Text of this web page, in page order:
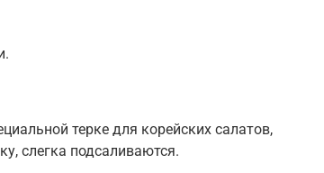
терке для корейских салатов,
слегка подсаливаются.